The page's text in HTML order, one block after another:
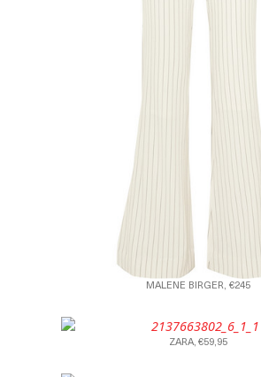
MALENE BIRGER, €245
ZARA, €59,95